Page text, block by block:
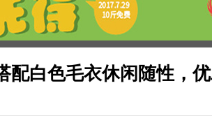
配白色毛衣休闲随性，